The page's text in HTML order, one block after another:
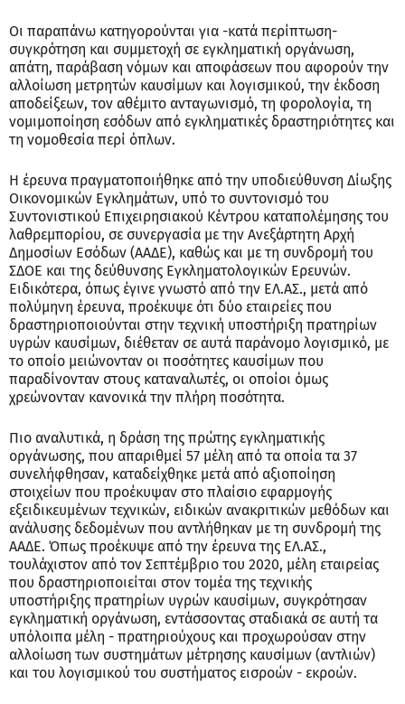
Οι παραπάνω κατηγορούνται για -κατά περίπτωση-
συγκρότηση και συμμετοχή σε εγκληματική οργάνωση,
απάτη, παράβαση νόμων και αποφάσεων που αφορούν την
αλλοίωση μετρητών καυσίμων και λογισμικού, την έκδοση
αποδείξεων, τον αθέμιτο ανταγωνισμό, τη φορολογία, τη
νομιμοποίηση εσόδων από εγκληματικές δραστηριότητες και
τη νομοθεσία περί όπλων.
Η έρευνα πραγματοποιήθηκε από την υποδιεύθυνση Δίωξης
Οικονομικών Εγκλημάτων, υπό το συντονισμό του
Συντονιστικού Επιχειρησιακού Κέντρου καταπολέμησης του
λαθρεμπορίου, σε συνεργασία με την Ανεξάρτητη Αρχή
Δημοσίων Εσόδων (ΑΑΔΕ), καθώς και με τη συνδρομή του
ΣΔΟΕ και της δεύθυνσης Εγκληματολογικών Ερευνών.
Ειδικότερα, όπως έγινε γνωστό από την ΕΛ.ΑΣ., μετά από
πολύμηνη έρευνα, προέκυψε ότι δύο εταιρείες που
δραστηριοποιούνται στην τεχνική υποστήριξη πρατηρίων
υγρών καυσίμων, διέθεταν σε αυτά παράνομο λογισμικό, με
το οποίο μειώνονταν οι ποσότητες καυσίμων που
παραδίνονταν στους καταναλωτές, οι οποίοι όμως
χρεώνονταν κανονικά την πλήρη ποσότητα.
Πιο αναλυτικά, η δράση της πρώτης εγκληματικής
οργάνωσης, που απαριθμεί 57 μέλη από τα οποία τα 37
συνελήφθησαν, καταδείχθηκε μετά από αξιοποίηση
στοιχείων που προέκυψαν στο πλαίσιο εφαρμογής
εξειδικευμένων τεχνικών, ειδικών ανακριτικών μεθόδων και
ανάλυσης δεδομένων που αντλήθηκαν με τη συνδρομή της
ΑΑΔΕ. Όπως προέκυψε από την έρευνα της ΕΛ.ΑΣ.,
τουλάχιστον από τον Σεπτέμβριο του 2020, μέλη εταιρείας
που δραστηριοποιείται στον τομέα της τεχνικής
υποστήριξης πρατηρίων υγρών καυσίμων, συγκρότησαν
εγκληματική οργάνωση, εντάσσοντας σταδιακά σε αυτή τα
υπόλοιπα μέλη - πρατηριούχους και προχωρούσαν στην
αλλοίωση των συστημάτων μέτρησης καυσίμων (αντλιών)
και του λογισμικού του συστήματος εισροών - εκροών.